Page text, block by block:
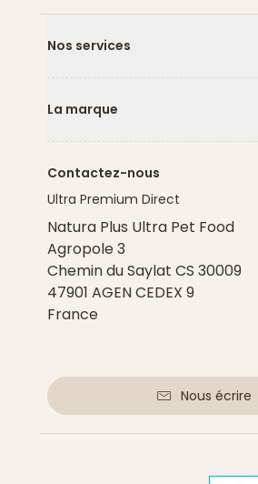
Nos services
La marque
Contactez-nous
Ultra Premium Direct
Natura Plus Ultra Pet Food
Agropole 3
Chemin du Saylat CS 30009
47901 AGEN CEDEX 9
France
Nous écrire